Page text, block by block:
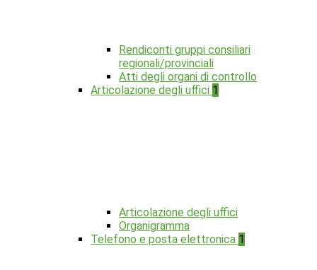
Rendiconti gruppi consiliari
regionali/provinciali
Atti degli organi di controllo
Articolazione degli uffici 1
Articolazione degli uffici
Organigramma
Telefono e posta elettronica 1